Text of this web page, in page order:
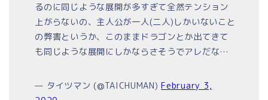
るのに同じような展開が多すぎて全然テンション
上がらないの、主人公が一人(二人)しかいないこと
の弊害というか、このままドラゴンとか出てきて
も同じような展開にしかならさそうでアレだな…
— タイツマン (@TAICHUMAN)February 3,